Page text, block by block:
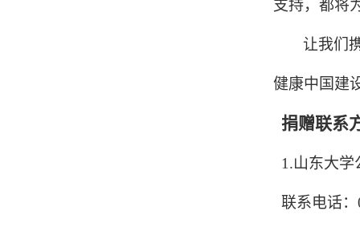
支持，都将
让我们
健康中国建
捐赠联系
1.山东大学
联系电话：